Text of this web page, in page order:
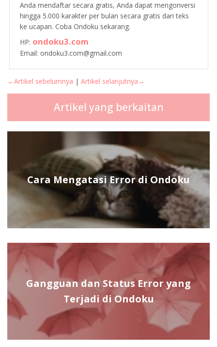
Anda mendaftar secara gratis, Anda dapat mengonversi
hingga 5.000 karakter per bulan secara gratis dari teks
ke ucapan. Coba Ondoku sekarang.
HP: ondoku3.com
Email: ondoku3.com@gmail.com
←Artikel sebelumnya | Artikel selanjutnya→
Artikel yang berkaitan
Cara Mengatasi Error di Ondoku
Gangguan dan Status Error yang
Terjadi di Ondoku